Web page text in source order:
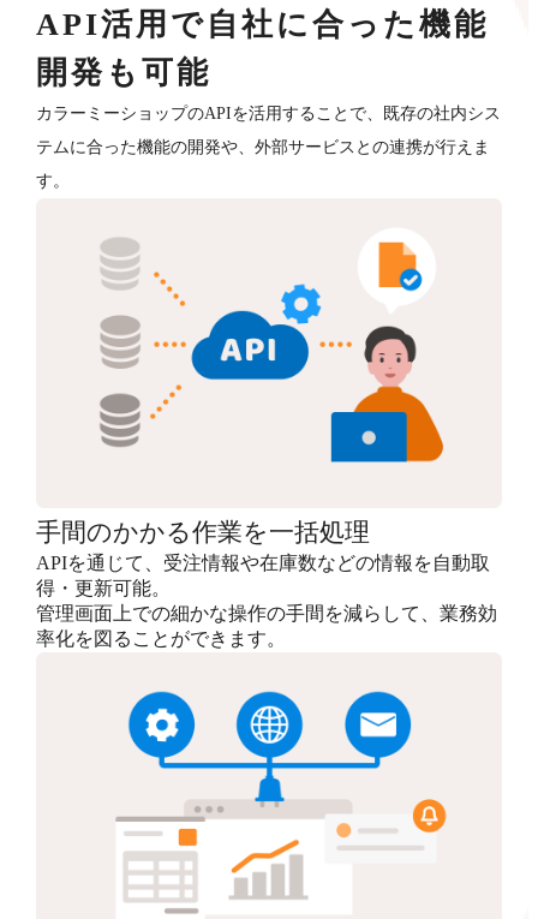
API活用で自社に合った機能
開発も可能
カラーミーショップのAPIを活用することで、既存の社内シス
テムに合った機能の開発や、外部サービスとの連携が行えま
す。
手間のかかる作業を一括処理
APIを通じて、受注情報や在庫数などの情報を自動取
得・更新可能。
管理画面上での細かな操作の手間を減らして、業務効
率化を図ることができます。